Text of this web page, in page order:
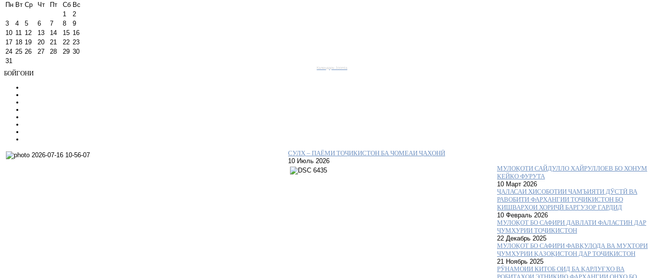
Пн Вт Ср Чт Пт Сб Вс
1
2
3
4 5 6 7 8
9
10 11 12 13 14 15 16
17 18 19 20 21 22 23
24 25 26 27 28 29 30
31
Календарь Joomla
БОЙГОНИ
СУЛҲ – ПАЁМИ ТОҶИКИСТОН БА ҶОМЕАИ ҶАҲОНӢ
10 Июль 2026
МУЛОҚОТИ САЙДУЛЛО ХАЙРУЛЛОЕВ БО ХОНУМ
КЕЙКО ФУРУТА
10 Март 2026
ҶАЛАСАИ ҲИСОБОТИИ ҶАМЪИЯТИ ДӮСТӢ ВА
РАВОБИТИ ФАРҲАНГИИ ТОҶИКИСТОН БО
КИШВАРҲОИ ХОРИҶӢ БАРГУЗОР ГАРДИД
10 Февраль 2026
МУЛОҚОТ БО САФИРИ ДАВЛАТИ ФАЛАСТИН ДАР
ҶУМҲУРИИ ТОҶИКИСТОН
22 Декабрь 2025
МУЛОҚОТ БО САФИРИ ФАВҚУЛОДА ВА МУХТОРИ
ҶУМҲУРИИ ҚАЗОҚИСТОН ДАР ТОҶИКИСТОН
21 Ноябрь 2025
РӮНАМОИИ КИТОБ ОИД БА ҚАРЛУҒҲО ВА